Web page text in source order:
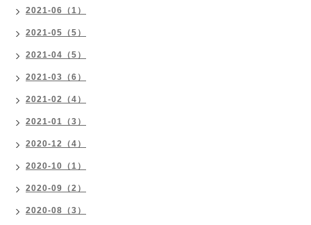
2021-06（1）
2021-05（5）
2021-04（5）
2021-03（6）
2021-02（4）
2021-01（3）
2020-12（4）
2020-10（1）
2020-09（2）
2020-08（3）